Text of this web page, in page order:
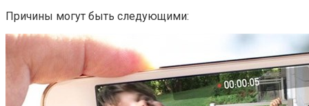
Причины могут быть следующими: